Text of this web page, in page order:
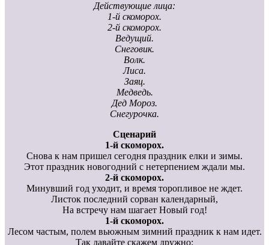
Действующие лица:
1-й скоморох.
2-й скоморох.
Ведущий.
Снеговик.
Волк.
Лиса.
Заяц.
Медведь.
Дед Мороз.
Снегурочка.
Сценарий
1-й скоморох.
Снова к нам пришел сегодня праздник елки и зимы.
Этот праздник новогодний с нетерпением ждали мы.
2-й скоморох.
Минувший год уходит, и время торопливое не ждет.
Листок последний сорван календарный,
На встречу нам шагает Новый год!
1-й скоморох.
Лесом частым, полем вьюжным зимний праздник к нам идет.
Так давайте скажем дружно: